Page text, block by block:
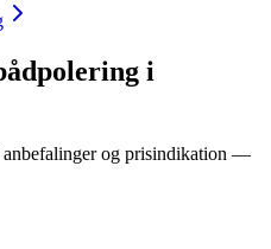
i
og prisindikation —